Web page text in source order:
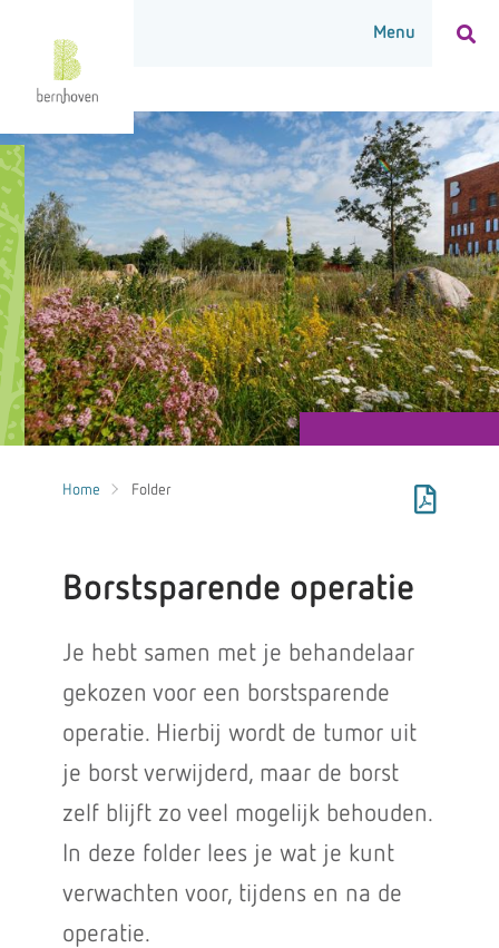
Home Folder
Borstsparende operatie
Je hebt samen met je behandelaar
gekozen voor een borstsparende
operatie. Hierbij wordt de tumor uit
je borst verwijderd, maar de borst
zelf blijft zo veel mogelijk behouden.
In deze folder lees je wat je kunt
verwachten voor, tijdens en na de
operatie.